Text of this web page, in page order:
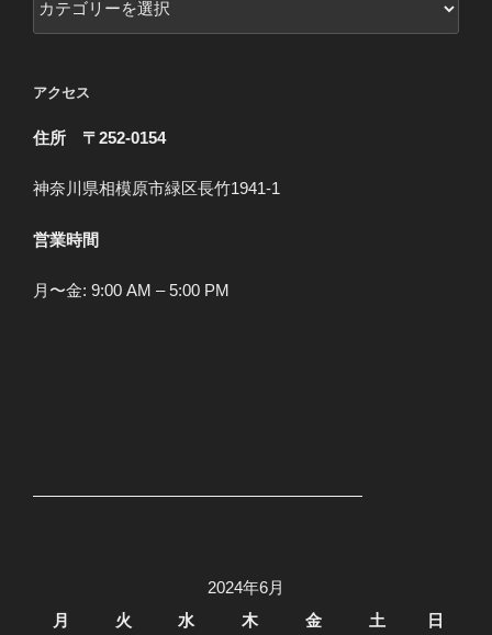
テ
ー
アクセス
住所 〒252-0154
神奈川県相模原市緑区長竹1941-1
営業時間
月〜金: 9:00 AM – 5:00 PM
2024年6月
月
火 水 木 金 土 日